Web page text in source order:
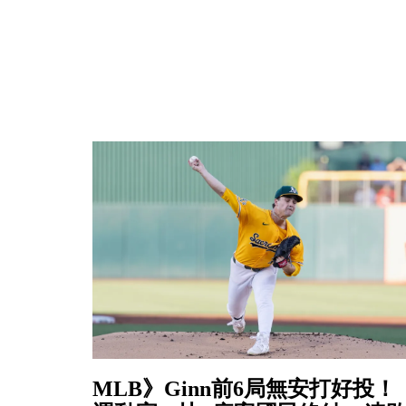
MLB》Ginn前6局無安打好投！